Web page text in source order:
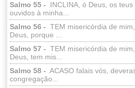
Salmo 55 -
INCLINA, ó Deus, os teus
ouvidos à minha...
Salmo 56 - TEM misericórdia de
Deus, porque ...
Salmo 57 - TEM misericórdia de
Deus, tem mis...
Salmo 58 - ACASO falais vós,
congregação...